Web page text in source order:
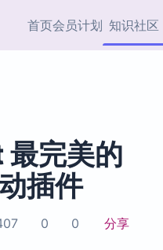
首页会员计划 知识社区
协作者
视频教程
Market
Obsidian 官方
完美的
插件
0 0 分享